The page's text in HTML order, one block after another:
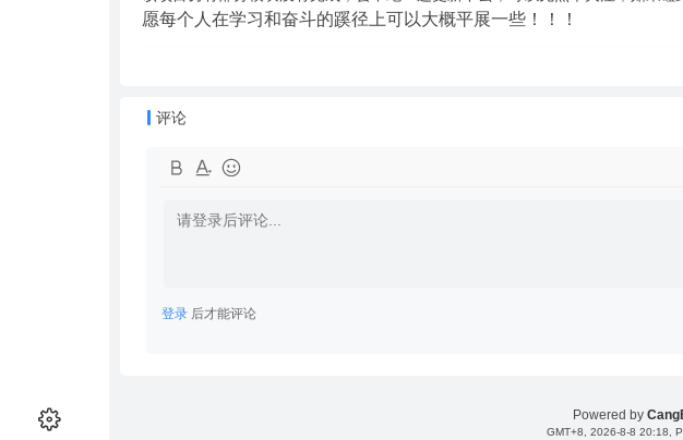
愿每个人在学习和奋斗的蹊径上可以大概平展一些！！！
评论
登录 后才能评论
Powered by
GMT+8, 2026-8-8 20:18 ,